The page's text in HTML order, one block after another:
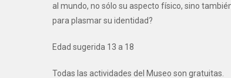
al mundo, no sólo su aspecto físico, sino
para plasmar su identidad?
Edad sugerida 13 a 18
Todas las actividades del Museo son gratuitas.